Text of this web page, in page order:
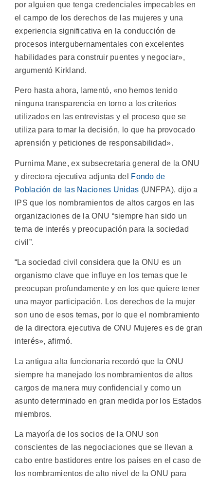
por alguien que tenga credenciales impecables en
el campo de los derechos de las mujeres y una
experiencia significativa en la conducción de
procesos intergubernamentales con excelentes
habilidades para construir puentes y negociar»,
argumentó Kirkland.
Pero hasta ahora, lamentó, «no hemos tenido
ninguna transparencia en torno a los criterios
utilizados en las entrevistas y el proceso que se
utiliza para tomar la decisión, lo que ha provocado
aprensión y peticiones de responsabilidad».
Purnima Mane, ex subsecretaria general de la ONU
y directora ejecutiva adjunta del
Fondo de
Población de las Naciones Unidas (UNFPA), dijo a
IPS que los nombramientos de altos cargos en las
organizaciones de la ONU “siempre han sido un
tema de interés y preocupación para la sociedad
civil”.
“La sociedad civil considera que la ONU es un
organismo clave que influye en los temas que le
preocupan profundamente y en los que quiere tener
una mayor participación. Los derechos de la mujer
son uno de esos temas, por lo que el nombramiento
de la directora ejecutiva de ONU Mujeres es de gran
interés», afirmó.
La antigua alta funcionaria recordó que la ONU
siempre ha manejado los nombramientos de altos
cargos de manera muy confidencial y como un
asunto determinado en gran medida por los Estados
miembros.
La mayoría de los socios de la ONU son
conscientes de las negociaciones que se llevan a
cabo entre bastidores entre los países en el caso de
los nombramientos de alto nivel de la ONU para